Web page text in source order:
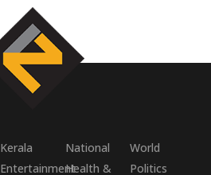
Kerala National
World
EntertainmentHealth & Politics